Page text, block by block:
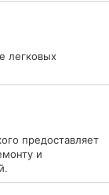
легковых
предоставляет
и